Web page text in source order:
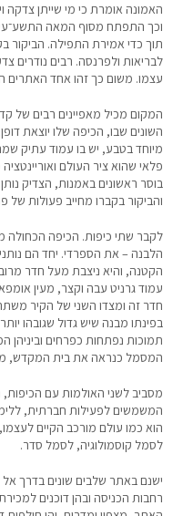
האמונה אומרת כי מי שייתן צדקה
וכך התפתח מסוף המאה
תוך כדי אמירת התפילה. הביקור בקבר
לבריאות ולפרנסה. רבים נודרים
עצמו. משום כך זהו אחד האתרים
המקום מכיל מאפיינים רבים של
השונים שבו, הכיפה שלו יוצאת
מיוחד בטבע, יש בו עמוד עתיק
פלאי שהוא ציר העולם ואוריינטציה
בוסר ראשונים באמנות, הצדיק
והביקור בקברו מחייב פעולות של
לקבר שתי כיפות. הכיפה הכחולה
הלבנה – את הספרדי. יחד הם
הקטנה, והיא ניצבת מעל חדר
עמוד גרניט עבה וקצר, מעין
חדר זה ומצדו השני של הקיר משתרע
בפינתו מבנה שיש גדול שגובהו יותר
תמוכות נפתחות כפרחים וביניהן
המסמל כנראה את בית המקדש,
מסביב לשני האולמות עם הכיפות,
המשמשים לפעילות חברתית,
הוא כמו עולם מורכב הקיים לעצמו,
לסמל קוסמולוגיה, לסמל סדר.
ישנם באתר שלבים שונים בדרך אל
רחבות הכניסה ובהן דוכנים